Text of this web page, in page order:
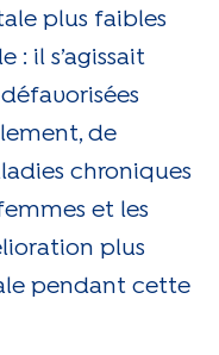
plus faibles
: il s’agissait
de
chroniques
et les
plus
pendant cette